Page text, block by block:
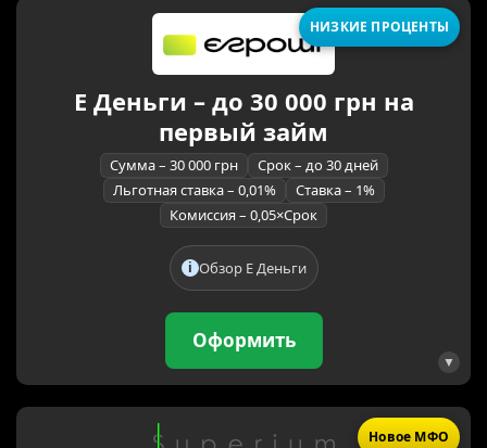
НИЗКИЕ ПРОЦЕНТЫ
Е Деньги – до 30 000 грн на
первый займ
Сумма – 30 000 грн
Срок – до 30 дней
Льготная ставка – 0,01%
Ставка – 1%
Комиссия – 0,05×Срок
Обзор Е Деньги
Оформить
Новое МФО